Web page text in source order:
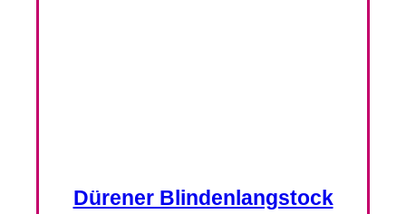
Dürener Blindenlangstock